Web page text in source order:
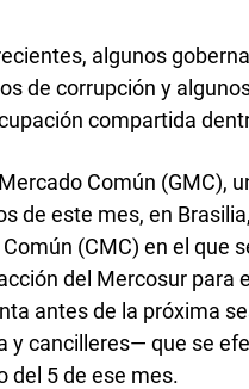
algunos
de corrupción y
compartida
Común (GMC),
de este mes, en
(CMC) en el que
del Mercosur para
antes de la próxima
y cancilleres— que se
del 5 de ese mes.